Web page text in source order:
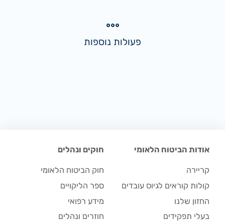
פעולות נוספות
אודות הביטוח הלאומי
קריירה
קולות קוראים לגיוס עובדים
החזון שלנו
בעלי תפקידים
חוקים ונהלים
חוק הביטוח הלאומי
ספר הליקויים
מידע רפואי
חוזרים ונהלים